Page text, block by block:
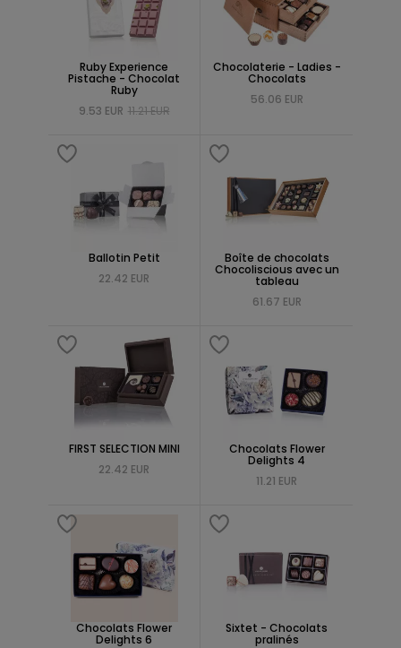
Ruby Experience
Pistache - Chocolat
Ruby
9.53 EUR 11.21 EUR
Chocolaterie - Ladies -
Chocolats
56.06 EUR
Ballotin Petit
22.42 EUR
Boîte de chocolats
Chocoliscious avec un
tableau
61.67 EUR
FIRST SELECTION MINI
22.42 EUR
Chocolats Flower
Delights 4
11.21 EUR
Chocolats Flower
Delights 6
Sixtet - Chocolats
pralinés